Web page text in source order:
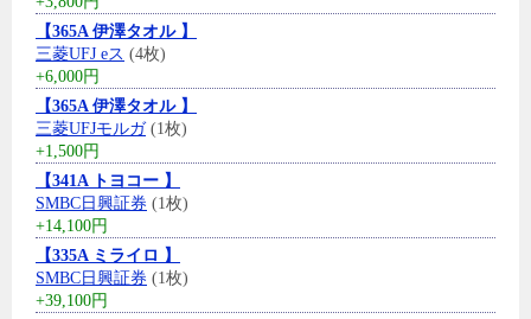
【365A 伊澤タオル 】
三菱UFJ eス (4枚)
+6,000円
【365A 伊澤タオル 】
三菱UFJモルガ(1枚)
+1,500円
【341A トヨコー 】
SMBC日興証券 (1枚)
+14,100円
【335A ミライロ 】
SMBC日興証券 (1枚)
+39,100円